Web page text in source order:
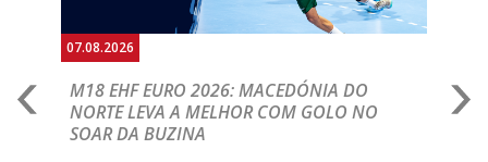
07.08.2026
M18 EHF EURO 2026: MACEDÓNIA DO
NORTE LEVA A MELHOR COM GOLO NO
SOAR DA BUZINA